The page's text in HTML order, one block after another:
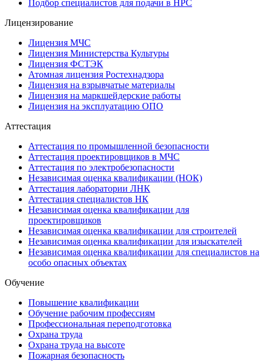
Подбор специалистов для подачи в НРС
Лицензирование
Лицензия МЧС
Лицензия Министерства Культуры
Лицензия ФСТЭК
Атомная лицензия Ростехнадзора
Лицензия на взрывчатые материалы
Лицензия на маркшейдерские работы
Лицензия на эксплуатацию ОПО
Аттестация
Аттестация по промышленной безопасности
Аттестация проектировщиков в МЧС
Аттестация по электробезопасности
Независимая оценка квалификации (НОК)
Аттестация лаборатории ЛНК
Аттестация специалистов НК
Независимая оценка квалификации для
проектировщиков
Независимая оценка квалификации для строителей
Независимая оценка квалификации для изыскателей
Независимая оценка квалификации для специалистов на
особо опасных объектах
Обучение
Повышение квалификации
Обучение рабочим профессиям
Профессиональная переподготовка
Охрана труда
Охрана труда на высоте
Пожарная безопасность